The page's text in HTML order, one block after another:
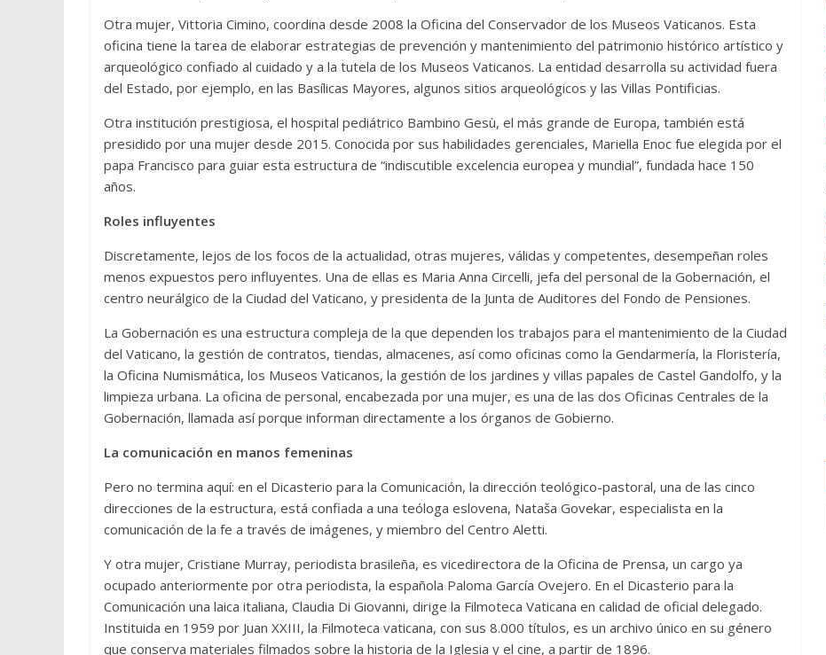
Otra mujer, Vittoria Cimino, coordina desde 2008 la Oficina del Conservador de los Museos Vaticanos. Esta
oficina tiene la tarea de elaborar estrategias de prevención y mantenimiento del patrimonio histórico artístico y
arqueológico confiado al cuidado y a la tutela de los Museos Vaticanos. La entidad desarrolla su actividad fuera
del Estado, por ejemplo, en las Basílicas Mayores, algunos sitios arqueológicos y las Villas Pontificias.
Otra institución prestigiosa, el hospital pediátrico Bambino Gesù, el más grande de Europa, también está
presidido por una mujer desde 2015. Conocida por sus habilidades gerenciales, Mariella Enoc fue elegida por el
papa Francisco para guiar esta estructura de “indiscutible excelencia europea y mundial”, fundada hace 150
años.
Roles influyentes
Discretamente, lejos de los focos de la actualidad, otras mujeres, válidas y competentes, desempeñan roles
menos expuestos pero influyentes. Una de ellas es Maria Anna Circelli, jefa del personal de la Gobernación, el
centro neurálgico de la Ciudad del Vaticano, y presidenta de la Junta de Auditores del Fondo de Pensiones.
La Gobernación es una estructura compleja de la que dependen los trabajos para el mantenimiento de la Ciudad
del Vaticano, la gestión de contratos, tiendas, almacenes, así como oficinas como la Gendarmería, la Floristería,
la Oficina Numismática, los Museos Vaticanos, la gestión de los jardines y villas papales de Castel Gandolfo, y la
limpieza urbana. La oficina de personal, encabezada por una mujer, es una de las dos Oficinas Centrales de la
Gobernación, llamada así porque informan directamente a los órganos de Gobierno.
La comunicación en manos femeninas
Pero no termina aquí: en el Dicasterio para la Comunicación, la dirección teológico-pastoral, una de las cinco
direcciones de la estructura, está confiada a una teóloga eslovena, Nataša Govekar, especialista en la
comunicación de la fe a través de imágenes, y miembro del Centro Aletti.
Y otra mujer, Cristiane Murray, periodista brasileña, es vicedirectora de la Oficina de Prensa, un cargo ya
ocupado anteriormente por otra periodista, la española Paloma García Ovejero. En el Dicasterio para la
Comunicación una laica italiana, Claudia Di Giovanni, dirige la Filmoteca Vaticana en calidad de oficial delegado.
Instituida en 1959 por Juan XXIII, la Filmoteca vaticana, con sus 8.000 títulos, es un archivo único en su género
que conserva materiales filmados sobre la historia de la Iglesia y el cine, a partir de 1896.